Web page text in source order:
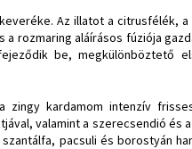
Az illatot a citrusfélék,
rozmaring aláírásos fúziója
be, megkülönböztető
kardamom intenzív
valamint a szerecsendió és
pacsuli és borostyán